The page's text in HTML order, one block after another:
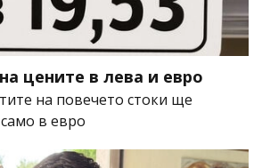
цените в лева и евро
на повечето стоки ще
в евро